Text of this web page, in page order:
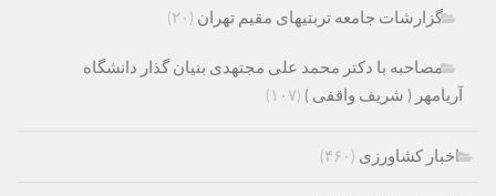
گزارشات جامعه تربتیهای مقیم تهران (۲۰)
مصاحبه با دکتر محمد علی مجتهدی بنیان گذار دانشگاه
آریامهر ( شریف واقفی ) (۱۰۷)
اخبار کشاورزی (۴۶۰)